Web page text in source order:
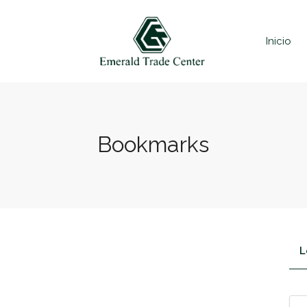
Inicio
Bookmarks